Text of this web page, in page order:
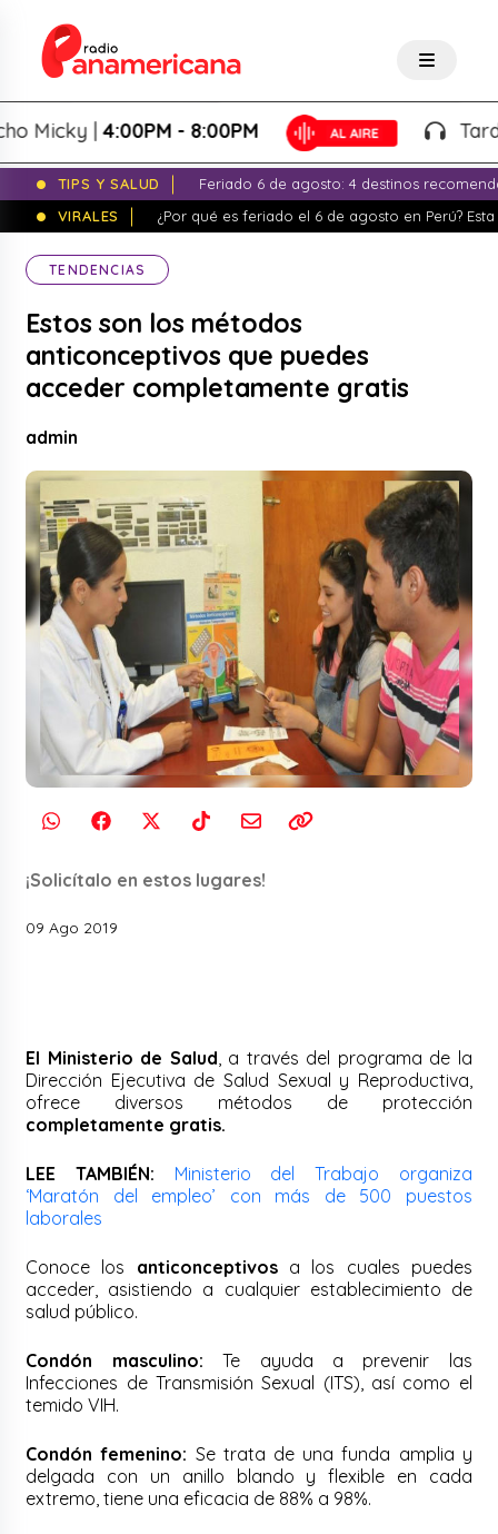
|4:00PM - 8:00PM Tardeo
TIPS Y SALUD
Feriado 6 de agosto: 4 destinos
VIRALES
¿Por qué es feriado el 6 de agosto en Perú?
TENDENCIAS
Estos son los métodos
anticonceptivos que puedes
acceder completamente gratis
admin
¡Solicítalo en estos lugares!
09 Ago 2019
El Ministerio de Salud , a través del programa de la
Dirección Ejecutiva de Salud Sexual y Reproductiva,
ofrece diversos métodos de protección
completamente gratis.
LEE TAMBIÉN: Ministerio del Trabajo organiza
‘Maratón del empleo’ con más de 500 puestos
laborales
Conoce los anticonceptivosa los cuales puedes
acceder, asistiendo a cualquier establecimiento de
salud público.
Condón masculino: Te ayuda a prevenir las
Infecciones de Transmisión Sexual (ITS), así como el
temido VIH.
Condón femenino: Se trata de una funda amplia y
delgada con un anillo blando y flexible en cada
extremo, tiene una eficacia de 88% a 98%.